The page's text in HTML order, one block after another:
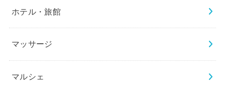
ホテル・旅館
マッサージ
マルシェ